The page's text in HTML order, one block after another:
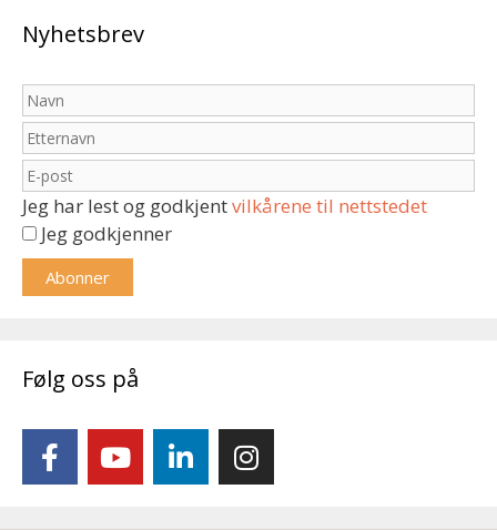
Nyhetsbrev
Jeg har lest og godkjentvilkårene til nettstedet
Jeg godkjenner
Følg oss på